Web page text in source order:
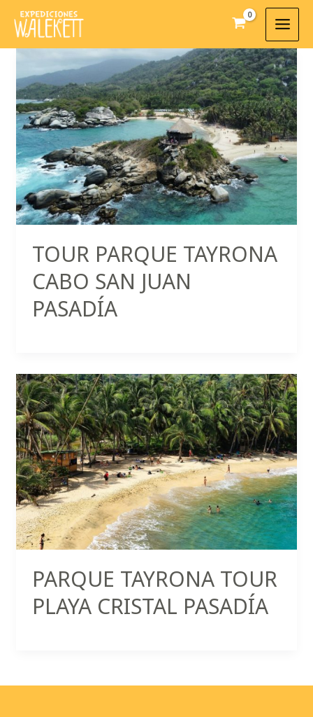
contenido
TOUR PARQUE TAYRONA
CABO SAN JUAN
PASADÍA
PARQUE TAYRONA TOUR
PLAYA CRISTAL PASADÍA